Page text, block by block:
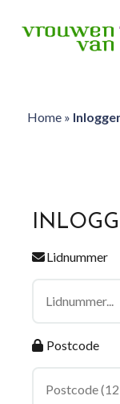
Home»
Lidnummer
Postcode